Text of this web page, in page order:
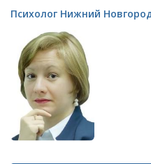
Психолог Нижний